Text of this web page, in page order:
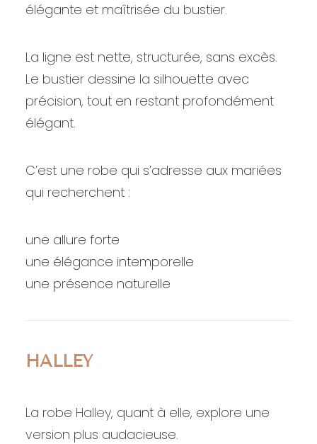
élégante et maîtrisée du bustier.
La ligne est nette, structurée, sans excès.
Le bustier dessine la silhouette avec
précision, tout en restant profondément
élégant.
C’est une robe qui s’adresse aux mariées
qui recherchent :
une allure forte
une élégance intemporelle
une présence naturelle
HALLEY
La robe Halley, quant à elle, explore une
version plus audacieuse.